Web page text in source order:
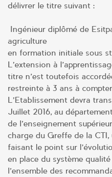
délivrer le titre suivant :
Ingénieur diplômé de
agriculture
en formation initiale sous
L’extension à
titre n’est toutefois
restreinte à 3 ans à
L’Etablissement devra
Juillet 2016, au
de l’enseignement
charge du Greffe de la
faisant le point sur
en place du système
l’ensemble des